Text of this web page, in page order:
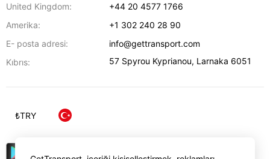
United Kingdom:
+44 20 4577 1766
Amerika:
+1 302 240 28 90
E- posta adresi:
info@gettransport.com
Kıbrıs:
57 Spyrou Kyprianou, Larnaka 6051
₺TRY